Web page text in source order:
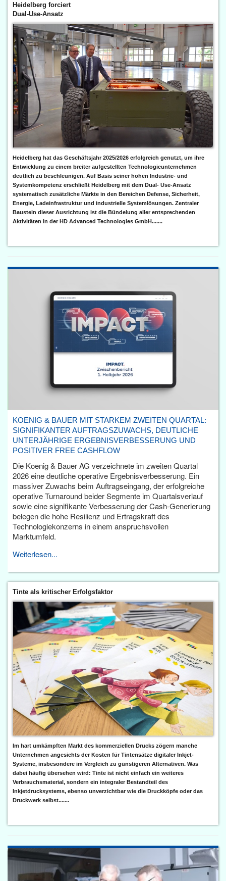
Heidelberg forciert
Dual-Use-Ansatz
Heidelberg hat das Geschäftsjahr 2025/2026 erfolgreich genutzt, um ihre
Entwicklung zu einem breiter aufgestellten Technologieunternehmen
deutlich zu beschleunigen. Auf Basis seiner hohen Industrie- und
Systemkompetenz erschließt Heidelberg mit dem Dual- Use-Ansatz
systematisch zusätzliche Märkte in den Bereichen Defense, Sicherheit,
Energie, Ladeinfrastruktur und industrielle Systemlösungen. Zentraler
Baustein dieser Ausrichtung ist die Bündelung aller entsprechenden
Aktivitäten in der HD Advanced Technologies GmbH.......
KOENIG & BAUER MIT STARKEM ZWEITEN QUARTAL:
SIGNIFIKANTER AUFTRAGSZUWACHS, DEUTLICHE
UNTERJÄHRIGE ERGEBNISVERBESSERUNG UND
POSITIVER FREE CASHFLOW
Die Koenig & Bauer AG verzeichnete im zweiten Quartal
2026 eine deutliche operative Ergebnisverbesserung. Ein
massiver Zuwachs beim Auftragseingang, der erfolgreiche
operative Turnaround beider Segmente im Quartalsverlauf
sowie eine signifikante Verbesserung der Cash-Generierung
belegen die hohe Resilienz und Ertragskraft des
Technologiekonzerns in einem anspruchsvollen
Marktumfeld.
Weiterlesen...
Tinte als kritischer Erfolgsfaktor
Im hart umkämpften Markt des kommerziellen Drucks zögern manche
Unternehmen angesichts der Kosten für Tintensätze digitaler Inkjet-
Systeme, insbesondere im Vergleich zu günstigeren Alternativen. Was
dabei häufig übersehen wird: Tinte ist nicht einfach ein weiteres
Verbrauchsmaterial, sondern ein integraler Bestandteil des
Inkjetdrucksystems, ebenso unverzichtbar wie die Druckköpfe oder das
Druckwerk selbst.......